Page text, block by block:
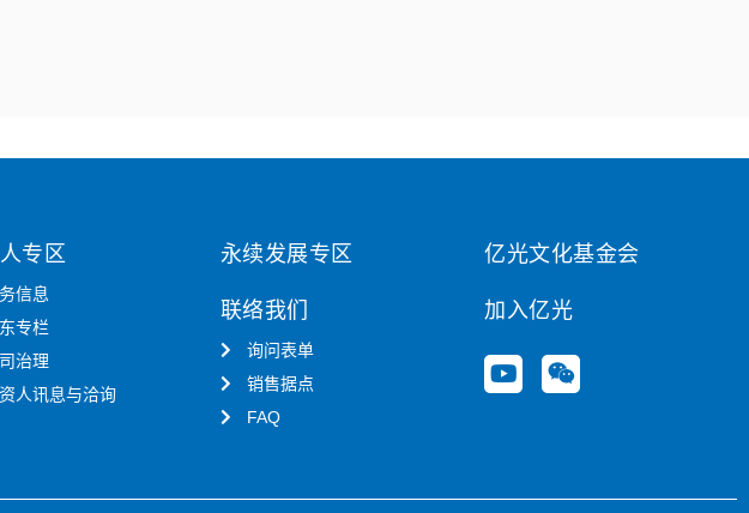
专区
信息
专栏
治理
人讯息与洽询
永续发展专区
联络我们
询问表单
销售据点
FAQ
亿光文化基金会
加入亿光
Y
o
W
e